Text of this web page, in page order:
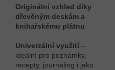
Originální vzhled díky
dřevěným deskám a
knihařskému plátnu
Univerzální využití –
ideální pro poznámky,
recepty, journaling i jako